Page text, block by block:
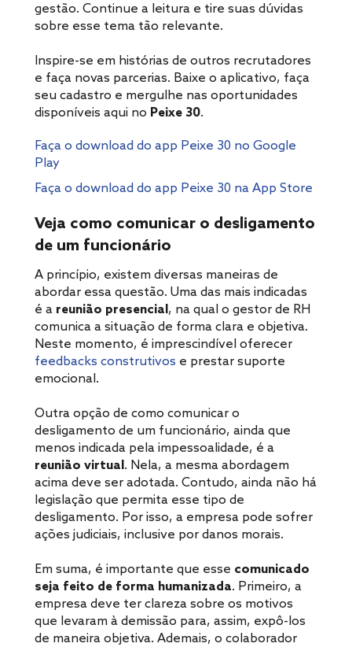
gestão. Continue a leitura e tire suas dúvidas
sobre esse tema tão relevante.
Inspire-se em histórias de outros recrutadores
e faça novas parcerias. Baixe o aplicativo, faça
seu cadastro e mergulhe nas oportunidades
disponíveis aqui no Peixe 30.
Faça o download do app Peixe 30 no Google
Play
Faça o download do app Peixe 30 na App Store
Veja como comunicar o desligamento
de um funcionário
A princípio, existem diversas maneiras de
abordar essa questão. Uma das mais indicadas
é a reunião presencial , na qual o gestor de RH
comunica a situação de forma clara e objetiva.
Neste momento, é imprescindível oferecer
feedbacks construtivos e prestar suporte
emocional.
Outra opção de como comunicar o
desligamento de um funcionário, ainda que
menos indicada pela impessoalidade, é a
reunião virtual . Nela, a mesma abordagem
acima deve ser adotada. Contudo, ainda não há
legislação que permita esse tipo de
desligamento. Por isso, a empresa pode sofrer
ações judiciais, inclusive por danos morais.
Em suma, é importante que esse comunicado
seja feito de forma humanizada. Primeiro, a
empresa deve ter clareza sobre os motivos
que levaram à demissão para, assim, expô-los
de maneira objetiva. Ademais, o colaborador